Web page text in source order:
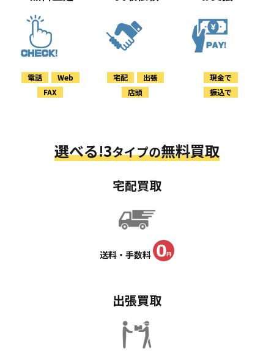
電話
Web
FAX
宅配
出張
店頭
現金で
振込で
選べる!3タイプの無料買取
宅配買取
送料・手数料
出張買取